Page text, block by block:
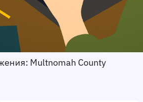
Multnomah County